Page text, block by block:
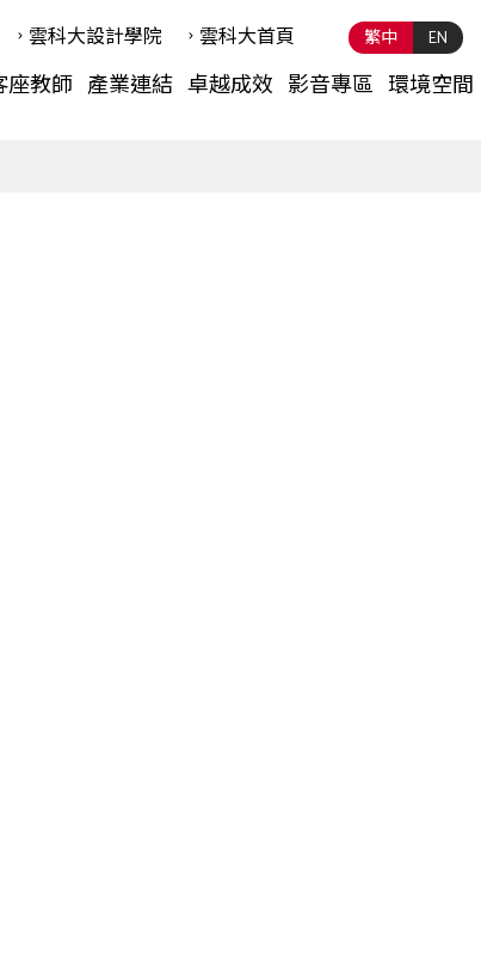
繁中 EN
座教師 產業連結 卓越成效 影音專區 環境空間
雲科⼤設計學院 雲科⼤首頁